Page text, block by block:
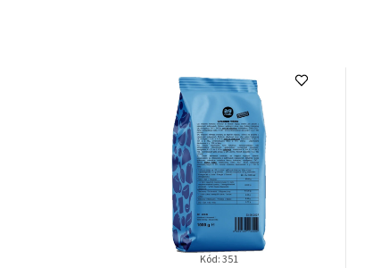
Kód: 351